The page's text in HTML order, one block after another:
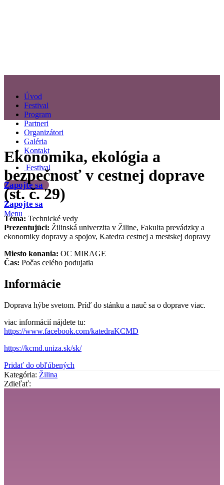
Úvod
Festival
Program
Partneri
Organizátori
Galéria
Kontakt
Festival
Zapojte sa
Zapojte sa
Menu
Ekonomika, ekológia a
bezpečnosť v cestnej doprave
(st. č. 29)
Téma: Technické vedy
Prezentujúci: Žilinská univerzita v Žiline, Fakulta prevádzky a
ekonomiky dopravy a spojov, Katedra cestnej a mestskej dopravy
Miesto konania: OC MIRAGE
Čas: Počas celého podujatia
Informácie
Doprava hýbe svetom. Príď do stánku a nauč sa o doprave viac.
viac informácií nájdete tu:
https://www.facebook.com/katedraKCMD
https://kcmd.uniza.sk/sk/
Pridať do obľúbených
Kategória: Žilina
Zdieľať: